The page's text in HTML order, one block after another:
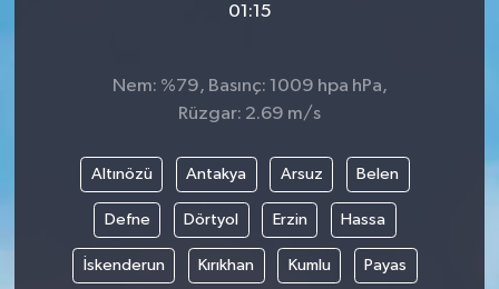
01:15
Nem: %79, Basınç: 1009 hpa hPa,
Rüzgar: 2.69 m/s
Altınözü Antakya Arsuz Belen
Defne Dörtyol Erzin Hassa
İskenderun Kırıkhan Kumlu Payas